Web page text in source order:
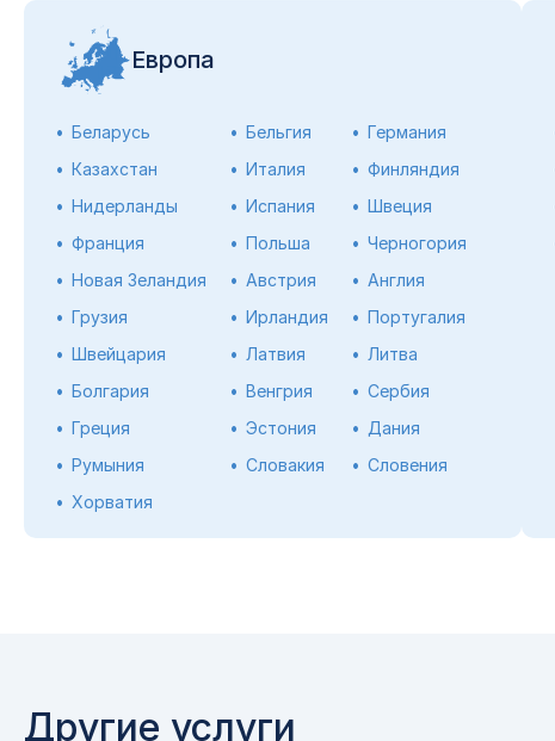
Европа
Беларусь Бельгия
Германия
Казахстан
Италия
Финляндия
Нидерланды
Испания
Швеция
Франция
Польша
Черногория
Новая Зеландия
Австрия
Англия
Грузия
Ирландия
Португалия
Швейцария
Латвия
Литва
Болгария
Венгрия
Сербия
Греция
Эстония
Дания
Румыния
Словакия
Словения
Хорватия
Другие услуги